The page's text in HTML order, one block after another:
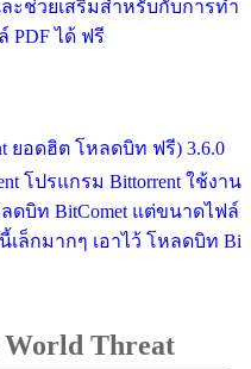
ละช่วยเสริมสำหรับกับการทำ
PDF ได้ ฟรี
ยอดฮิต โหลดบิท ฟรี) 3.6.0
โปรแกรม Bittorrent ใช้งาน
ดบิท BitComet แต่ขนาดไฟล์
เล็กมากๆ เอาไว้ โหลดบิท Bi
World Threat